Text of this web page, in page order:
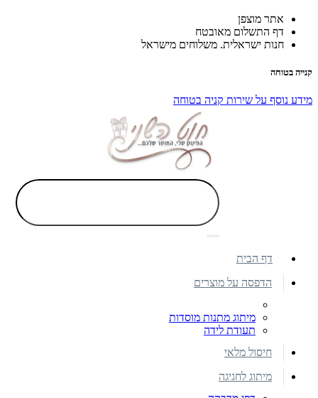
אתר מוצפן
דף התשלום מאובטח
חנות ישראלית. משלוחים מישראל
קנייה בטוחה
מידע נוסף על שירות קניה בטוחה
דף הבית
הדפסה על מוצרים
מיתוג מתנות מוסדות
תעודת לידה
חיסול מלאי
מיתוג לחגיגה